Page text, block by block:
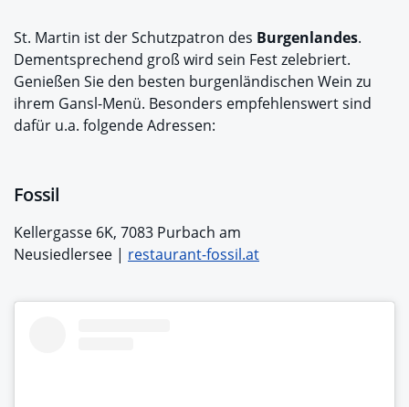
St. Martin ist der Schutzpatron des Burgenlandes.
Dementsprechend groß wird sein Fest zelebriert.
Genießen Sie den besten burgenländischen Wein zu
ihrem Gansl-Menü. Besonders empfehlenswert sind
dafür u.a. folgende Adressen:
Fossil
Kellergasse 6K, 7083 Purbach am
Neusiedlersee | restaurant-fossil.at